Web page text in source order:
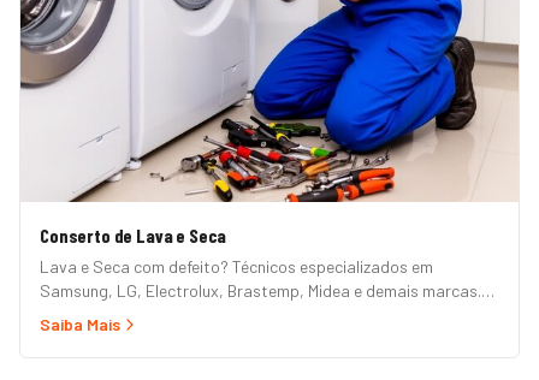
Conserto de Lava e Seca
Lava e Seca com defeito? Técnicos especializados em
Samsung, LG, Electrolux, Brastemp, Midea e demais marcas.
Erros de painel, não centrifuga, não seca, vazamento e mais.
Saiba Mais